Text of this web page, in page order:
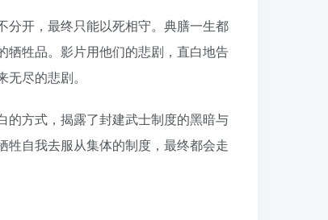
分开，最终只能以死相守。典膳一生都
牺牲品。影片用他们的悲剧，直白地告
尽的悲剧。
的方式，揭露了封建武士制度的黑暗与
自我去服从集体的制度，最终都会走